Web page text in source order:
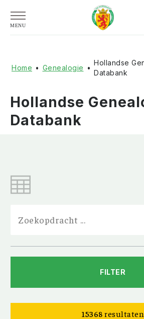
Home • Genealogie •
Hollandse
Databank
Hollandse
Databank
FILTER
15368 resultaten